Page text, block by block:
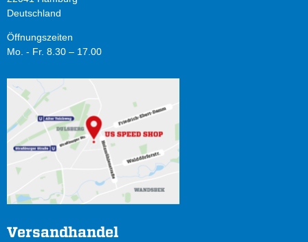
Deutschland
Öffnungszeiten
Mo. - Fr. 8.30 – 17.00
Versandhandel